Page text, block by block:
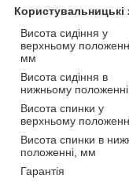
Користувальницькі
Висота сидіння у
верхньому
мм
Висота сидіння в
нижньому
Висота спинки у
верхньому
Висота спинки в
положенні, мм
Гарантія